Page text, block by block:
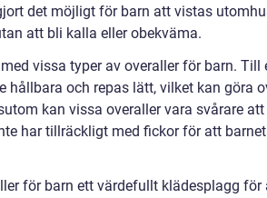
det möjligt för barn att vistas
att bli kalla eller obekväma.
vissa typer av overaller för barn. Till
hållbara och repas lätt, vilket kan göra
kan vissa overaller vara svårare
har tillräckligt med fickor för att
för barn ett värdefullt klädesplagg för